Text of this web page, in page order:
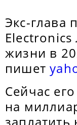
Экс-глава
жизни в
пишет
Сейчас
на